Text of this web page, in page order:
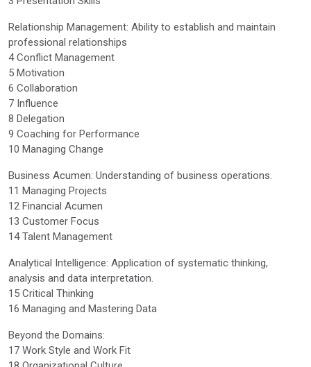
Relationship Management: Ability to establish and maintain
professional relationships
4 Conflict Management
5 Motivation
6 Collaboration
7 Influence
8 Delegation
9 Coaching for Performance
10 Managing Change
Business Acumen: Understanding of business operations.
11 Managing Projects
12 Financial Acumen
13 Customer Focus
14 Talent Management
Analytical Intelligence: Application of systematic thinking,
analysis and data interpretation.
15 Critical Thinking
16 Managing and Mastering Data
Beyond the Domains:
17 Work Style and Work Fit